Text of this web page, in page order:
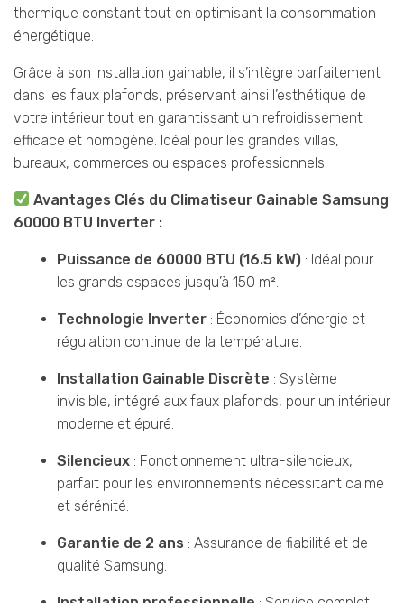
thermique constant tout en optimisant la consommation
énergétique.
Grâce à son installation gainable, il s’intègre parfaitement
dans les faux plafonds, préservant ainsi l’esthétique de
votre intérieur tout en garantissant un refroidissement
efficace et homogène. Idéal pour les grandes villas,
bureaux, commerces ou espaces professionnels.
Avantages Clés du Climatiseur Gainable Samsung
60000 BTU Inverter :
Puissance de 60000 BTU (16.5 kW) : Idéal pour
les grands espaces jusqu’à 150 m².
Technologie Inverter : Économies d’énergie et
régulation continue de la température.
Installation Gainable Discrète : Système
invisible, intégré aux faux plafonds, pour un intérieur
moderne et épuré.
Silencieux : Fonctionnement ultra-silencieux,
parfait pour les environnements nécessitant calme
et sérénité.
Garantie de 2 ans : Assurance de fiabilité et de
qualité Samsung.